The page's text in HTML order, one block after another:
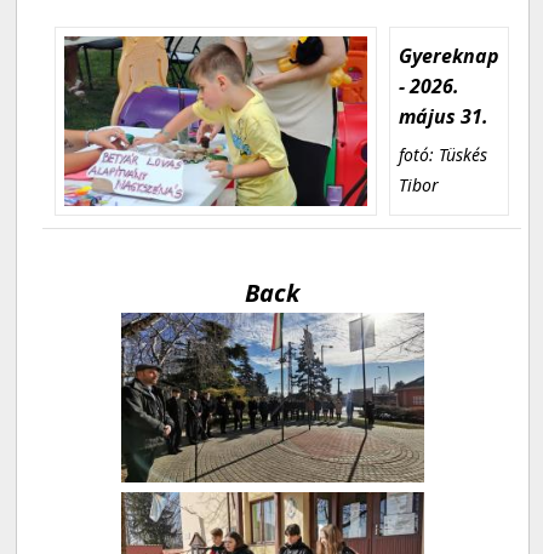
Gyereknap
- 2026.
május 31.
fotó: Tüskés
Tibor
Back